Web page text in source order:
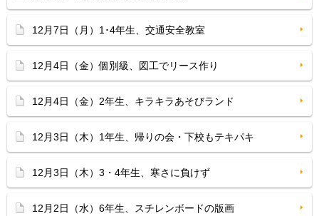
12月7日（月）1･4年生、交通安全教室
12月4日（金）個別級、図工でリース作り
12月4日（金）2年生、キラキラあそびランド
12月3日（木）1年生、帰りの会・下校もテキパキ
12月3日（木）3・4年生、寒さに負けず
12月2日（水）6年生、スチレンボードの版画